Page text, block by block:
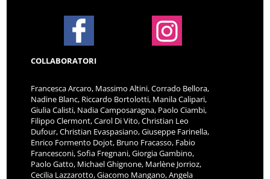
COLLABORATORI
Francesca Arcaro, Massimo Altini, Corrado Bellora,
Nadine Blanc, Riccardo Bortolotti, Manila Calipari,
Giulia Calisti, Nadia Camposaragna, Paolo Ciambi,
Filippo Clermont, Carol Di Vito, Christian Leo
Dufour, Christian Evaspasiano, Giuseppe Farinella,
Enrico Formento Dojot, Bruno Fracasso, Fabio
Francesconi, Sofia Fregnani, Giorgia Gambino,
Paolo Gatto, Michael Ghignone, Marlène Jorrioz,
Cecilia Lazzarotto, Giacomo Mangano, Angela